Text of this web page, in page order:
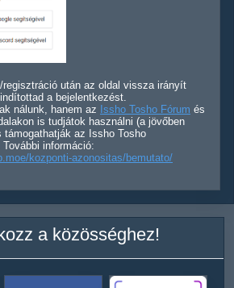
regisztráció után az oldal vissza irányít
a bejelentkezést.
nálunk, hanem az Issho Tosho Fórum és
is tudjátok használni (a jövőben
támogathatják az Issho Tosho
információ:
kozponti-azonositas/bemutato/
a közösséghez!